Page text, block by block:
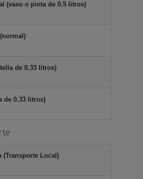
(vaso o pinta de 0.5 litros)
de 0.33 litros)
de 0.33 litros)
(Transporte Local)